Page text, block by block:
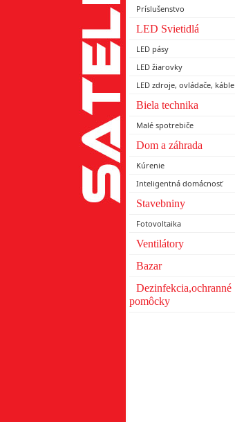
Príslušenstvo
LED Svietidlá
LED pásy
LED žiarovky
LED zdroje, ovládače, káble
Biela technika
Malé spotrebiče
Dom a záhrada
Kúrenie
Inteligentná domácnosť
Stavebniny
Fotovoltaika
Ventilátory
Bazar
Dezinfekcia,ochranné
pomôcky